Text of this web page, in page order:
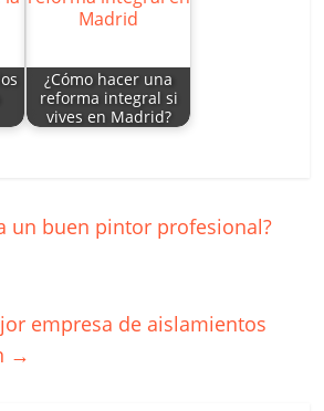
¿Cómo hacer una
reforma integral si
vives en Madrid?
un buen pintor profesional?
empresa de aislamientos
→